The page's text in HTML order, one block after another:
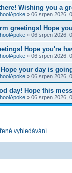
Wishing you a
» 06 srpen 2026,
greetings! Hope
» 06 srpen 2026,
Hope you're
» 06 srpen 2026,
Hope your day is
» 06 srpen 2026,
day! Hope this
» 06 srpen 2026,
vyhledávání